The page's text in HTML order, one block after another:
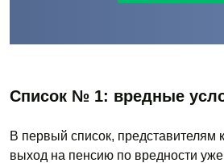
Список № 1: вредные
В первый список, представителям
выход на пенсию по вредности уже